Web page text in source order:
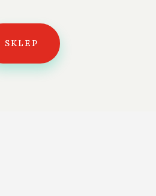
SKLEP